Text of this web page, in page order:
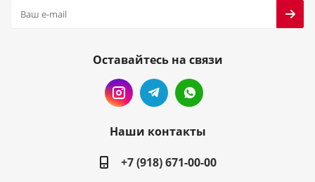
Оставайтесь на связи
Наши контакты
+7 (918) 671-00-00